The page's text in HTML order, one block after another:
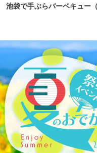
池袋で手ぶらバーベキュー